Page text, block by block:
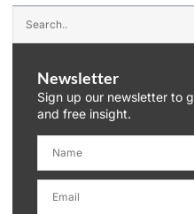
Newsletter
Sign up our newsletter to
and free insight.